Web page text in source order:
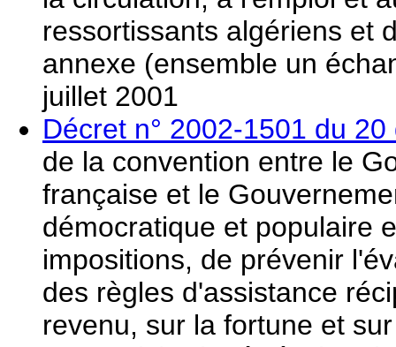
ressortissants algériens et
annexe (ensemble un
juillet 2001
Décret n° 2002-1501 du
de la convention entre le
française et le
démocratique et populaire
impositions, de prévenir
des règles d'assistance
revenu, sur la fortune et